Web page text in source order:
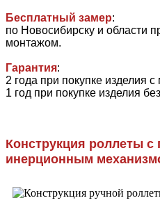
Бесплатный замер:
по Новосибирску и области
монтажом.
Гарантия:
2 года при покупке изделия
1 год при покупке изделия
Конструкция роллеты с
инерционным